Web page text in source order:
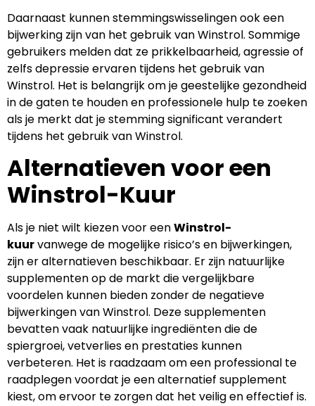
Daarnaast kunnen stemmingswisselingen ook een
bijwerking zijn van het gebruik van Winstrol. Sommige
gebruikers melden dat ze prikkelbaarheid, agressie of
zelfs depressie ervaren tijdens het gebruik van
Winstrol. Het is belangrijk om je geestelijke gezondheid
in de gaten te houden en professionele hulp te zoeken
als je merkt dat je stemming significant verandert
tijdens het gebruik van Winstrol.
Alternatieven voor een
Winstrol-Kuur
Als je niet wilt kiezen voor eenWinstrol-
kuurvanwege de mogelijke risico’s en bijwerkingen,
zijn er alternatieven beschikbaar. Er zijn natuurlijke
supplementen op de markt die vergelijkbare
voordelen kunnen bieden zonder de negatieve
bijwerkingen van Winstrol. Deze supplementen
bevatten vaak natuurlijke ingrediënten die de
spiergroei, vetverlies en prestaties kunnen
verbeteren. Het is raadzaam om een professional te
raadplegen voordat je een alternatief supplement
kiest, om ervoor te zorgen dat het veilig en effectief is.